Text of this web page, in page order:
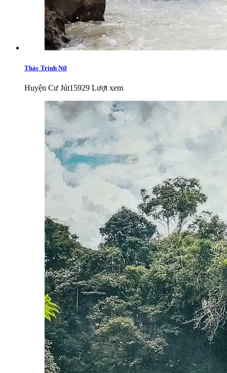
Thác Trinh Nữ
Huyện Cư Jút15929 Lượt xem